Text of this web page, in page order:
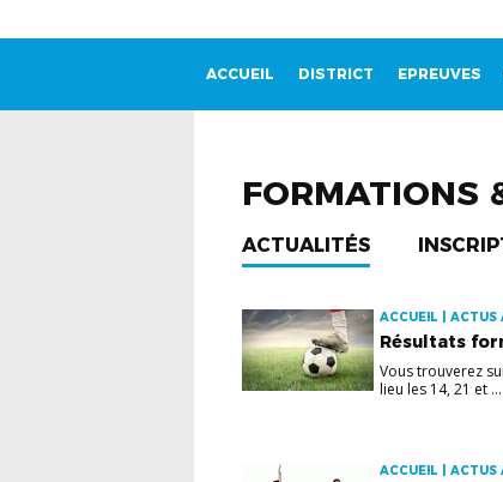
ACCUEIL DISTRICT EPREUVES
FORMATIONS
ACTUALITÉS
ACCUEIL | ACTUS
Résultats
Vous trouverez
lieu les 14, 21 et ...
ACCUEIL | ACTUS